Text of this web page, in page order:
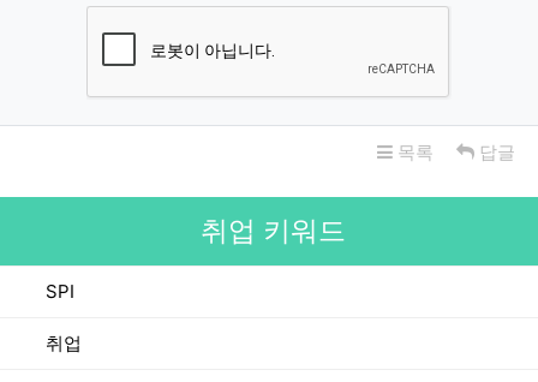
목록 답글
취업 키워드
SPI
취업